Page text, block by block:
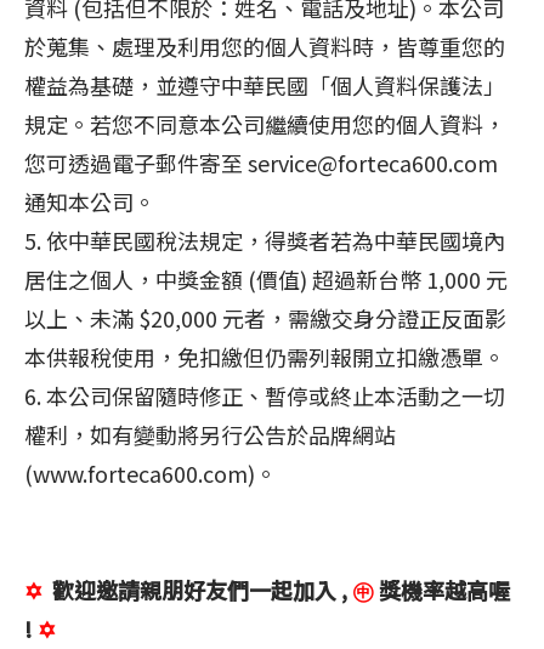
資料 (包括但不限於：姓名、電話及地址)。本公司
於蒐集、處理及利用您的個人資料時，皆尊重您的
權益為基礎，並遵守中華民國「個人資料保護法」
規定。若您不同意本公司繼續使用您的個人資料，
您可透過電子郵件寄至 service@forteca600.com
通知本公司。
5. 依中華民國稅法規定，得獎者若為中華民國境內
居住之個人，中獎金額 (價值) 超過新台幣 1,000 元
以上、未滿 $20,000 元者，需繳交身分證正反面影
本供報稅使用，免扣繳但仍需列報開立扣繳憑單。
6. 本公司保留隨時修正、暫停或終止本活動之一切
權利，如有變動將另行公告於品牌網站
(www.forteca600.com)。
✡ 歡迎邀請親朋好友們一起加入 ,㊥獎機率越高喔
! ✡